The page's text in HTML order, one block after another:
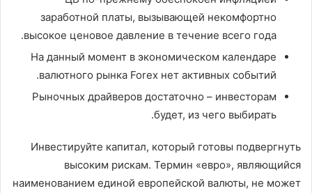
заработной платы, вызывающей некомфортно
высокое ценовое давление в течение всего года.
На данный момент в экономическом календаре
валютного рынка Forex нет активных событий.
Рыночных драйверов достаточно – инвесторам
будет, из чего выбирать.
Инвестируйте капитал, который готовы подвергнуть
высоким рискам. Термин «евро», являющийся
наименованием единой европейской валюты, не может